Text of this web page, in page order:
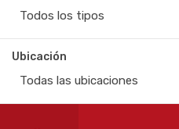
Todos los tipos
Ubicación
Todas las ubicaciones